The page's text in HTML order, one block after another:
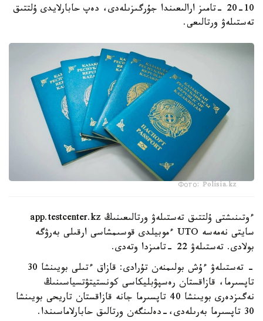
10-20 -تامىز ارالىعىندا جۇرگىزىلەدى، دەپ حابارلايدى ۇلتتىق
تەستىلەۋ ورتالىعى.
Фото: Polisia.kz
ءوتىنىشتى ۇلتتىق تەستىلەۋ ورتالىعىنىڭ app.testcenter.kz
سايتى نەمەسە UTO ءموبيلدى قوسىمشاسى ارقىلى بەرۋگە
بولادى. تەستىلەۋ 22 -تامىزدا وتەدى.
- تەستىلەۋ ءۇش بولىمنەن تۇرادى: قازاق ءتىلى بويىنشا 30
تاپسىرما، قازاقستان رەسپۋبليكاسى كونستيتۋتسياسىنىڭ
نەگىزدەرى بويىنشا 40 تاپسىرما جانە قازاقستان تاريحى بويىنشا
30 تاپسىرما بەرىلەدى،-دەلىنگەن ورتالىق حابارلاماسىندا.